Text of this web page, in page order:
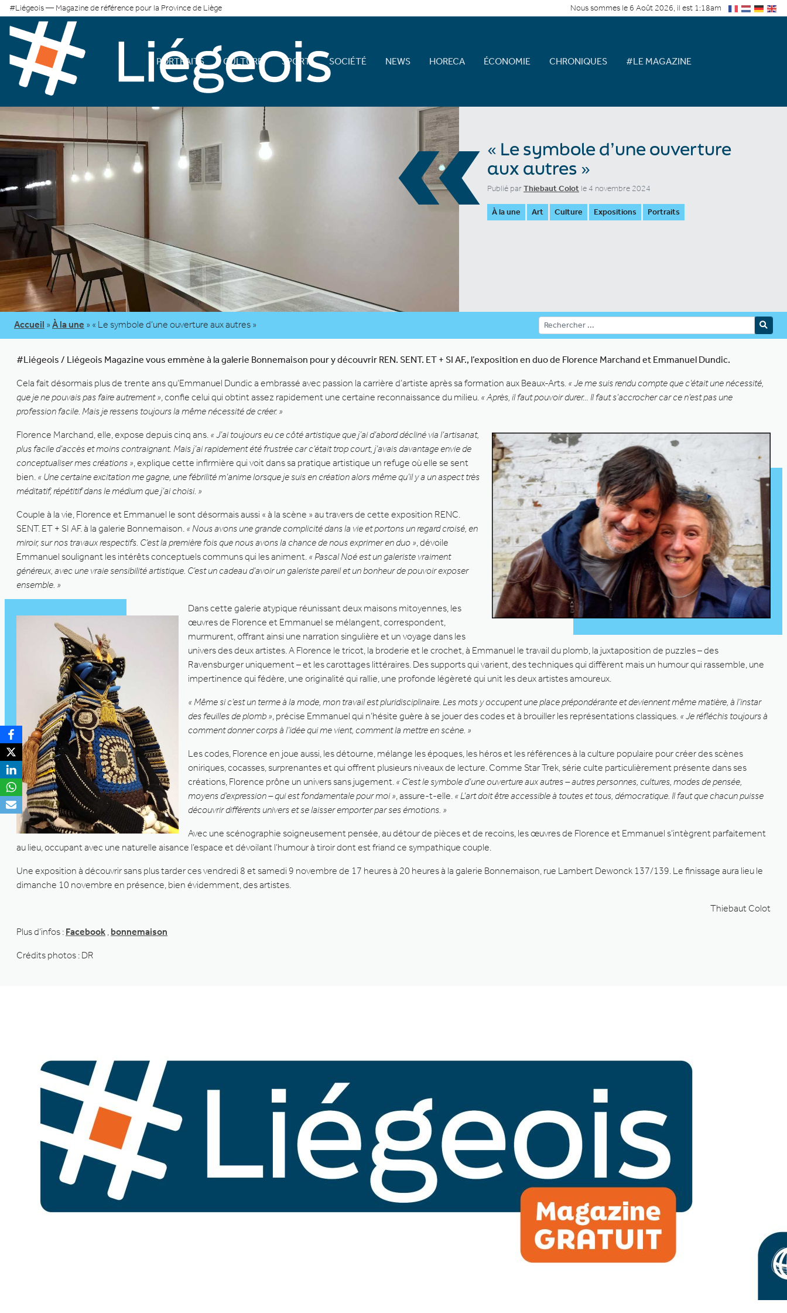
#Liégeois — Magazine de référence pour la Province de Liège Nous sommes le 6 Août 2026, il est 1:18am
PORTRAITS CULTURE SPORT SOCIÉTÉ NEWS HORECA ÉCONOMIE CHRONIQUES #LE MAGAZINE
«« Le symbole d’une ouverture
aux autres »
Publié parThiebaut Colot le 4 novembre 2024
À la une Art Culture Expositions Portraits
Accueil » À la une » « Le symbole d’une ouverture aux autres »
#Liégeois / Liégeois Magazine vous emmène à la galerie Bonnemaison pour y découvrir REN. SENT. ET + SI AF., l’exposition en duo de Florence Marchand et Emmanuel Dundic.
Cela fait désormais plus de trente ans qu’Emmanuel Dundic a embrassé avec passion la carrière d’artiste après sa formation aux Beaux-Arts. « Je me suis rendu compte que c’était une nécessité,
que je ne pouvais pas faire autrement », confie celui qui obtint assez rapidement une certaine reconnaissance du milieu. « Après, il faut pouvoir durer… Il faut s’accrocher car ce n’est pas une
profession facile. Mais je ressens toujours la même nécessité de créer. »
Florence Marchand, elle, expose depuis cinq ans. « J’ai toujours eu ce côté artistique que j’ai d’abord décliné via l’artisanat,
plus facile d’accès et moins contraignant. Mais j’ai rapidement été frustrée car c’était trop court, j’avais davantage envie de
conceptualiser mes créations », explique cette infirmière qui voit dans sa pratique artistique un refuge où elle se sent
bien. « Une certaine excitation me gagne, une fébrilité m’anime lorsque je suis en création alors même qu’il y a un aspect très
méditatif, répétitif dans le médium que j’ai choisi. »
Couple à la vie, Florence et Emmanuel le sont désormais aussi « à la scène » au travers de cette exposition RENC.
SENT. ET + SI AF. à la galerie Bonnemaison. « Nous avons une grande complicité dans la vie et portons un regard croisé, en
miroir, sur nos travaux respectifs. C’est la première fois que nous avons la chance de nous exprimer en duo », dévoile
Emmanuel soulignant les intérêts conceptuels communs qui les animent. « Pascal Noé est un galeriste vraiment
généreux, avec une vraie sensibilité artistique. C’est un cadeau d’avoir un galeriste pareil et un bonheur de pouvoir exposer
ensemble. »
Dans cette galerie atypique réunissant deux maisons mitoyennes, les
œuvres de Florence et Emmanuel se mélangent, correspondent,
murmurent, offrant ainsi une narration singulière et un voyage dans les
univers des deux artistes. A Florence le tricot, la broderie et le crochet, à Emmanuel le travail du plomb, la juxtaposition de puzzles – des
Ravensburger uniquement – et les carottages littéraires. Des supports qui varient, des techniques qui diffèrent mais un humour qui rassemble, une
impertinence qui fédère, une originalité qui rallie, une profonde légèreté qui unit les deux artistes amoureux.
« Même si c’est un terme à la mode, mon travail est pluridisciplinaire. Les mots y occupent une place prépondérante et deviennent même matière, à l’instar
des feuilles de plomb », précise Emmanuel qui n’hésite guère à se jouer des codes et à brouiller les représentations classiques. « Je réfléchis toujours à
comment donner corps à l’idée qui me vient, comment la mettre en scène. »
Les codes, Florence en joue aussi, les détourne, mélange les époques, les héros et les références à la culture populaire pour créer des scènes
oniriques, cocasses, surprenantes et qui offrent plusieurs niveaux de lecture. Comme Star Trek, série culte particulièrement présente dans ses
créations, Florence prône un univers sans jugement. « C’est le symbole d’une ouverture aux autres – autres personnes, cultures, modes de pensée,
moyens d’expression – qui est fondamentale pour moi », assure-t-elle. « L’art doit être accessible à toutes et tous, démocratique. Il faut que chacun puisse
découvrir différents univers et se laisser emporter par ses émotions. »
Avec une scénographie soigneusement pensée, au détour de pièces et de recoins, les œuvres de Florence et Emmanuel s’intègrent parfaitement
au lieu, occupant avec une naturelle aisance l’espace et dévoilant l’humour à tiroir dont est friand ce sympathique couple.
Une exposition à découvrir sans plus tarder ces vendredi 8 et samedi 9 novembre de 17 heures à 20 heures à la galerie Bonnemaison, rue Lambert Dewonck 137/139. Le finissage aura lieu le
dimanche 10 novembre en présence, bien évidemment, des artistes.
Thiebaut Colot
Plus d’infos : Facebook , bonnemaison
Crédits photos : DR